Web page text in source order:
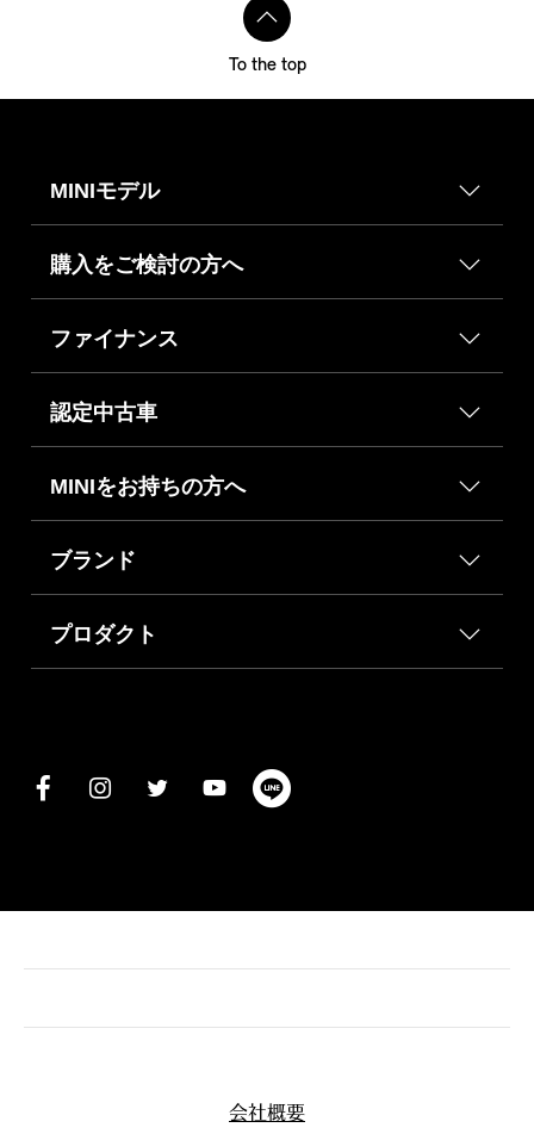
To the top
MINIモデル
購入をご検討の方へ
ファイナンス
認定中古車
MINIをお持ちの方へ
ブランド
プロダクト
会社概要